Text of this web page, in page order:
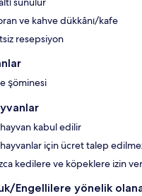
ve kahve dükkânı/kafe
resepsiyon
şöminesi
kabul edilir
için ücret talep
kedilere ve köpeklere izin
Engellilere yönelik